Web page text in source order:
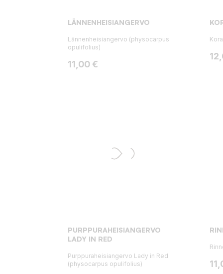
LÄNNENHEISIANGERVO
Lännenheisiangervo (physocarpus
opulifolius)
Hinta
11,00 €
PURPPURAHEISIANGERVO
LADY IN RED
Purppuraheisiangervo Lady in Red
(physocarpus opulifolius)